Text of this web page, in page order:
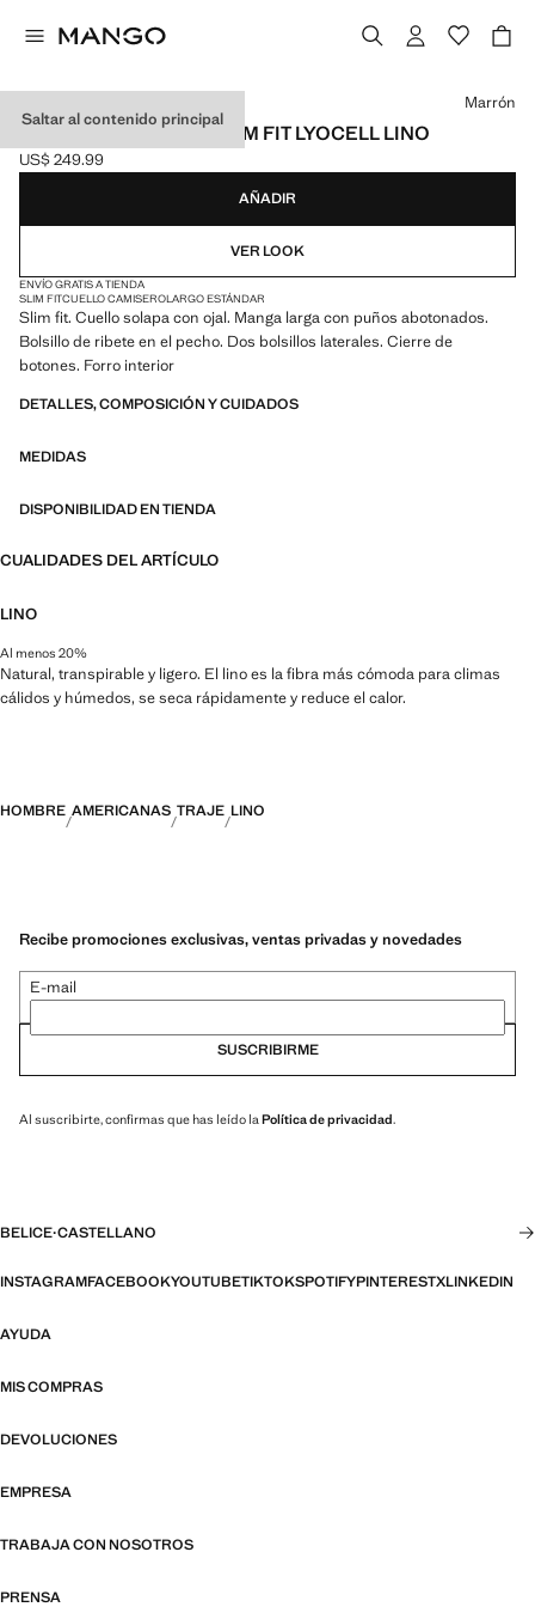
Saltar al contenido principal
AMERICANA TRAJE SLIM FIT LYOCELL LINO
Precio actual [US$ 249.99 ]
US$ 249.99
Selecciona un color
Marrón
AÑADIR
VER LOOK
ENVÍO GRATIS A TIENDA
SLIM FITCUELLO CAMISEROLARGO ESTÁNDAR
Slim fit. Cuello solapa con ojal. Manga larga con puños abotonados.
Bolsillo de ribete en el pecho. Dos bolsillos laterales. Cierre de
botones. Forro interior
DETALLES, COMPOSICIÓN Y CUIDADOS
MEDIDAS
DISPONIBILIDAD EN TIENDA
CUALIDADES DEL ARTÍCULO
LINO
Al menos 20%
Natural, transpirable y ligero. El lino es la fibra más cómoda para climas
cálidos y húmedos, se seca rápidamente y reduce el calor.
HOMBRE AMERICANAS TRAJE LINO
Recibe promociones exclusivas, ventas privadas y novedades
E-mail
SUSCRIBIRME
Al suscribirte, confirmas que has leído laPolítica de privacidad.
BELICE·CASTELLANO
INSTAGRAMFACEBOOKYOUTUBETIKTOKSPOTIFYPINTERESTXLINKEDIN
AYUDA
MIS COMPRAS
DEVOLUCIONES
EMPRESA
TRABAJA CON NOSOTROS
PRENSA